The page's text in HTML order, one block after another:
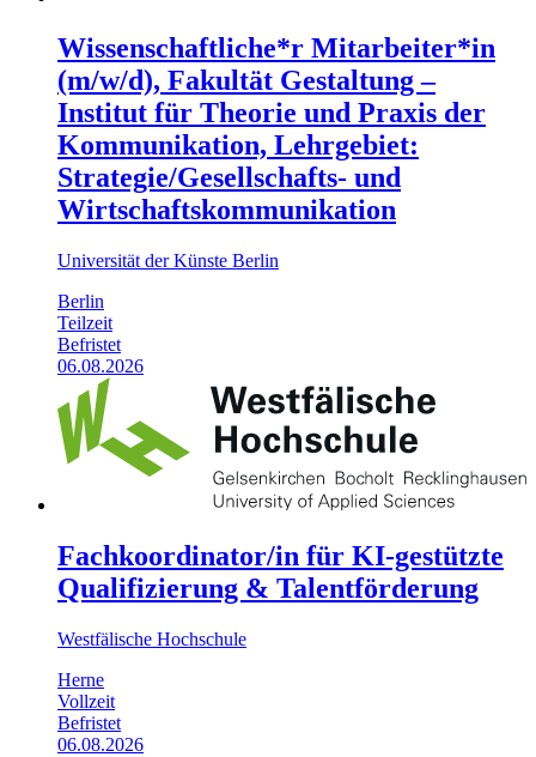
Wissenschaftliche*r Mitarbeiter*in
(m/w/d), Fakultät Gestaltung –
Institut für Theorie und Praxis der
Kommunikation, Lehrgebiet:
Strategie/Gesellschafts- und
Wirtschaftskommunikation
Universität der Künste Berlin
Berlin
Teilzeit
Befristet
06.08.2026
Fachkoordinator/in für KI-gestützte
Qualifizierung & Talentförderung
Westfälische Hochschule
Herne
Vollzeit
Befristet
06.08.2026